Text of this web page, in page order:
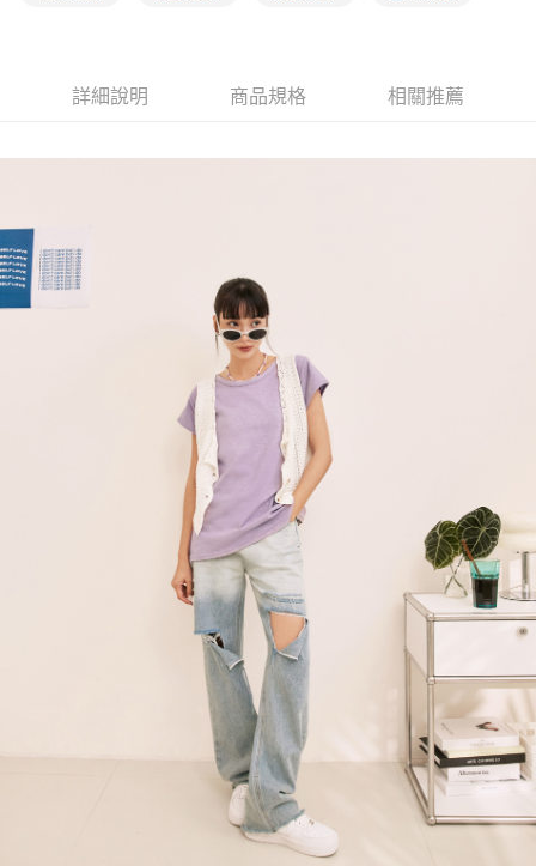
詳細說明 商品規格 相關推薦